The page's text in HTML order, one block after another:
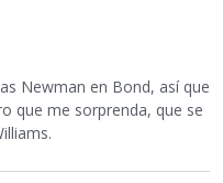
Newman en Bond, así que
que me sorprenda, que se